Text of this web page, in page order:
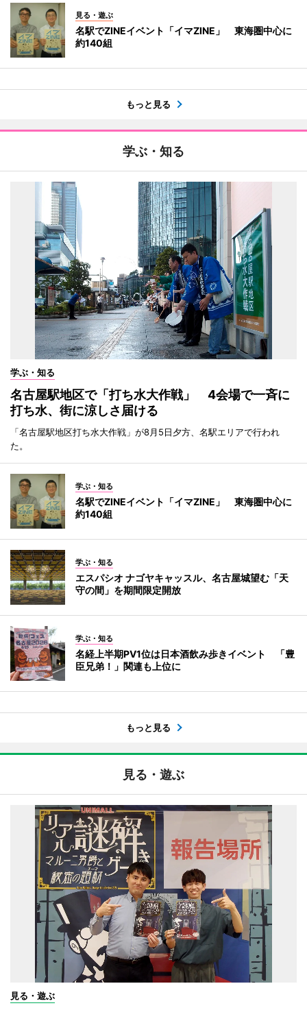
見る・遊ぶ
名駅でZINEイベント「イマZINE」 東海圏中心に
約140組
もっと見る
学ぶ・知る
学ぶ・知る
名古屋駅地区で「打ち水大作戦」 4会場で一斉に
打ち水、街に涼しさ届ける
「名古屋駅地区打ち水大作戦」が8月5日夕方、名駅エリアで行われ
た。
学ぶ・知る
名駅でZINEイベント「イマZINE」 東海圏中心に
約140組
学ぶ・知る
エスパシオ ナゴヤキャッスル、名古屋城望む「天
守の間」を期間限定開放
学ぶ・知る
名経上半期PV1位は日本酒飲み歩きイベント 「豊
臣兄弟！」関連も上位に
もっと見る
見る・遊ぶ
見る・遊ぶ